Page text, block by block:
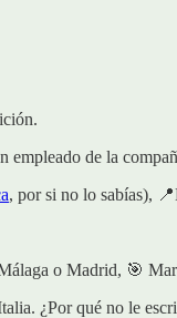
empleado de la
, por si no lo sabías),
o Madrid, 🎯
¿Por qué no le